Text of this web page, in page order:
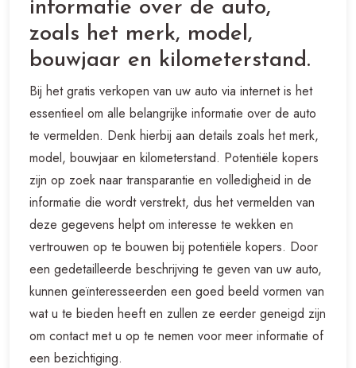
informatie over de auto,
zoals het merk, model,
bouwjaar en kilometerstand.
Bij het gratis verkopen van uw auto via internet is het
essentieel om alle belangrijke informatie over de auto
te vermelden. Denk hierbij aan details zoals het merk,
model, bouwjaar en kilometerstand. Potentiële kopers
zijn op zoek naar transparantie en volledigheid in de
informatie die wordt verstrekt, dus het vermelden van
deze gegevens helpt om interesse te wekken en
vertrouwen op te bouwen bij potentiële kopers. Door
een gedetailleerde beschrijving te geven van uw auto,
kunnen geïnteresseerden een goed beeld vormen van
wat u te bieden heeft en zullen ze eerder geneigd zijn
om contact met u op te nemen voor meer informatie of
een bezichtiging.